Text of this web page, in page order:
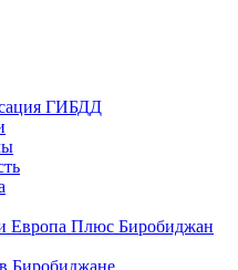
ГИБДД
Европа Плюс Биробиджан
Биробиджане